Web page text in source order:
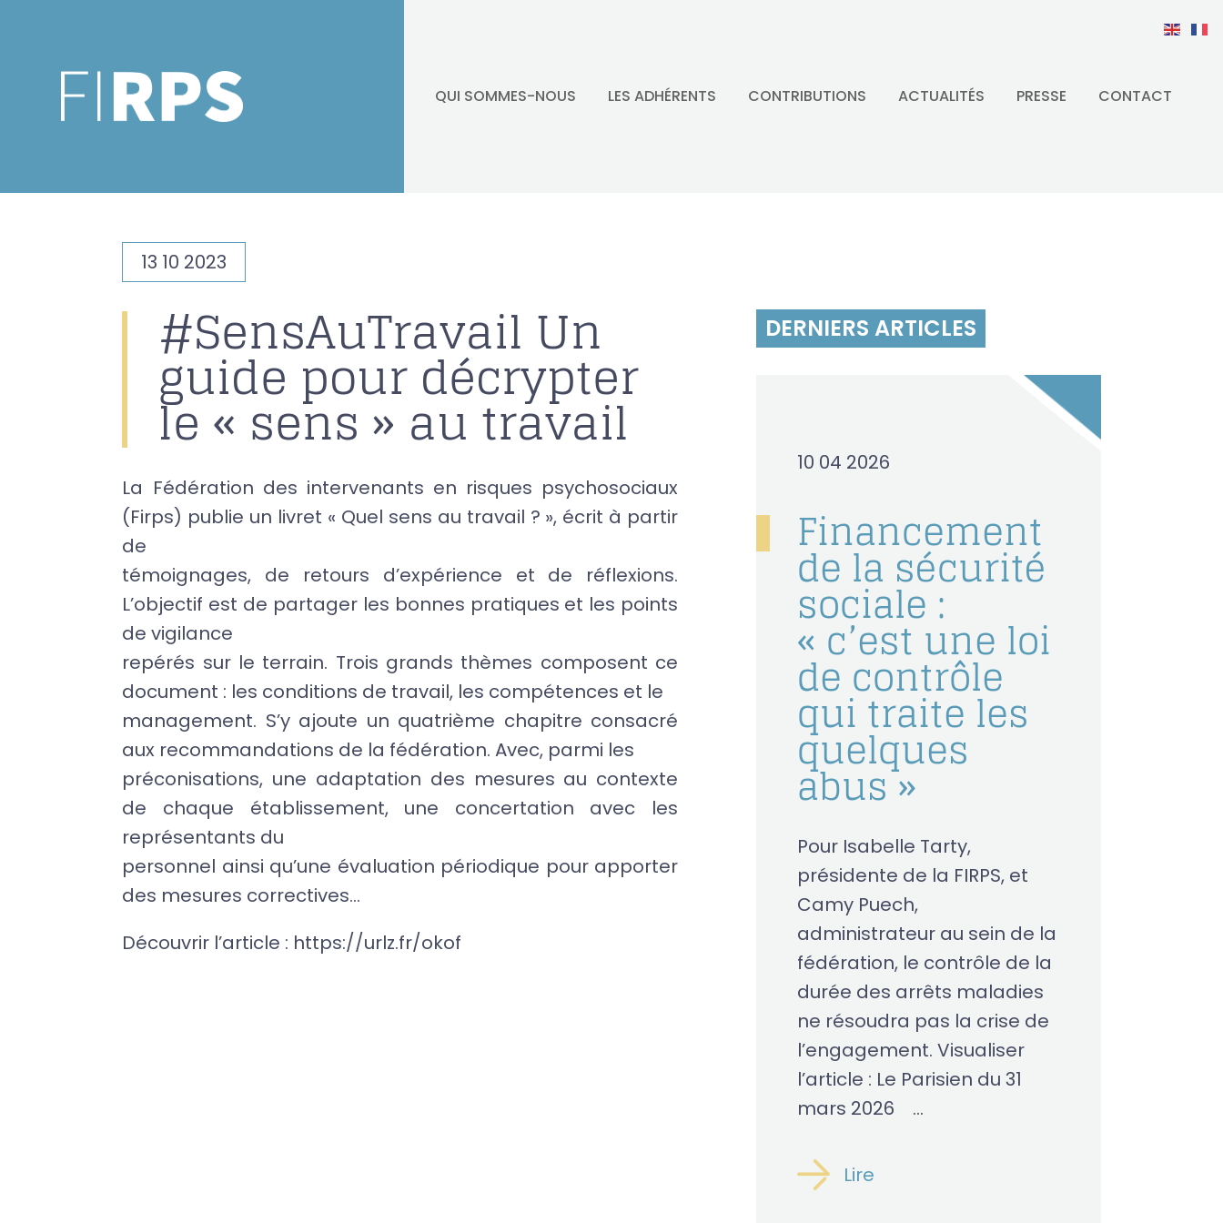
QUI SOMMES-NOUS LES ADHÉRENTS CONTRIBUTIONS ACTUALITÉS PRESSE CONTACT
13 10 2023
#SensAuTravail Un
guide pour décrypter
le « sens » au travail
La Fédération des intervenants en risques psychosociaux
(Firps) publie un livret « Quel sens au travail ? », écrit à partir
de
témoignages, de retours d’expérience et de réflexions.
L’objectif est de partager les bonnes pratiques et les points
de vigilance
repérés sur le terrain. Trois grands thèmes composent ce
document : les conditions de travail, les compétences et le
management. S’y ajoute un quatrième chapitre consacré
aux recommandations de la fédération. Avec, parmi les
préconisations, une adaptation des mesures au contexte
de chaque établissement, une concertation avec les
représentants du
personnel ainsi qu’une évaluation périodique pour apporter
des mesures correctives…
Découvrir l’article : https://urlz.fr/okof
DERNIERS ARTICLES
10 04 2026
Financement
de la sécurité
sociale :
« c’est une loi
de contrôle
qui traite les
quelques
abus »
Pour Isabelle Tarty,
présidente de la FIRPS, et
Camy Puech,
administrateur au sein de la
fédération, le contrôle de la
durée des arrêts maladies
ne résoudra pas la crise de
l’engagement. Visualiser
l’article : Le Parisien du 31
mars 2026 ...
Lire